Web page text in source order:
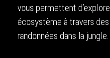
vous permettent
écosystème à travers
randonnées dans la jungle.